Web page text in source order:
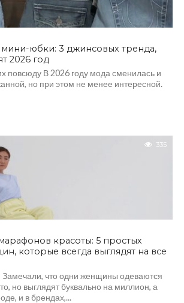
юбки: 3 джинсовых тренда,
2026 год
повсюду В 2026 году мода сменилась и
но при этом не менее интересной.
335
красоты: 5 простых
которые всегда выглядят на все
Замечали, что одни женщины одеваются
но выглядят буквально на миллион, а
и в брендах,...